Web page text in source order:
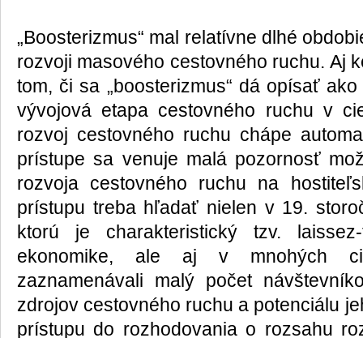
„Boosterizmus“ mal relatívne dlhé
rozvoji masového cestovného ruchu. Aj
tom, či sa „boosterizmus“ dá opísať
vývojová etapa cestovného ruchu v
rozvoj cestovného ruchu chápe
prístupe sa venuje malá pozornosť
rozvoja cestovného ruchu na
prístupu treba hľadať nielen v 19.
ktorú je charakteristický tzv.
ekonomike, ale aj v mnohých
zaznamenávali malý počet
zdrojov cestovného ruchu a potenciálu
prístupu do rozhodovania o rozsahu